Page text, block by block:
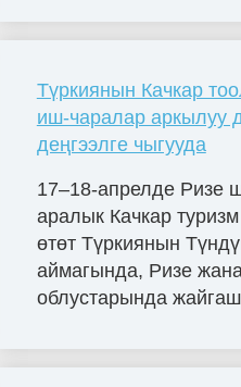
Түркиянын Качкар
иш-чаралар аркылуу
деңгээлге чыгууда
17–18-апрелде Ризе
аралык Качкар
өтөт Түркиянын
аймагында, Ризе
облустарында